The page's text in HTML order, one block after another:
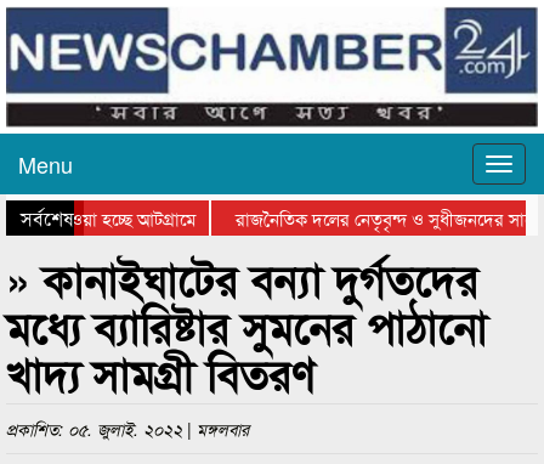
Menu
সর্বশেষ
যাওয়া হচ্ছে আটগ্রামে
রাজনৈতিক দলের নেতৃবৃন্দ ও সুধীজনদের সাথে
পুরস্কার বিতরণ সম্পন্ন
সিলেটে বাংলাদেশ গ্রুপ থিয়েটার
» কানাইঘাটের বন্যা দুর্গতদের
মধ্যে ব্যারিষ্টার সুমনের পাঠানো
খাদ্য সামগ্রী বিতরণ
প্রকাশিত: ০৫. জুলাই. ২০২২ | মঙ্গলবার